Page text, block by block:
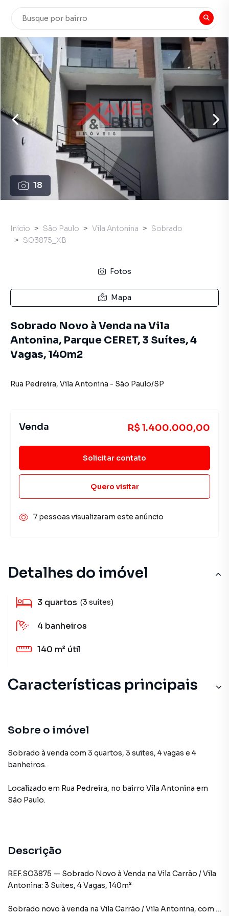
18
Detalhes do imóvel
3 quartos (3 suítes)
4 banheiros
140 m² útil
Características principais
Sobre o imóvel
Sobrado à venda com 3 quartos, 3 suites, 4 vagas e 4
banheiros.
Localizado em Rua Pedreira, no bairro Vila Antonina em
São Paulo.
Descrição
REF.SO3875 — Sobrado Novo à Venda na Vila Carrão / Vila
Antonina: 3 Suítes, 4 Vagas, 140m²
Sobrado novo à venda na Vila Carrão / Vila Antonina, com 3
Início São Paulo Vila Antonina
Sobrado
SO3875_XB
Fotos
Mapa
Sobrado Novo à Venda na Vila
Antonina, Parque CERET, 3 Suítes, 4
Vagas, 140m2
Rua Pedreira, Vila Antonina - São Paulo/SP
Venda R$ 1.400.000,00
Solicitar contato
Quero visitar
7 pessoas visualizaram este anúncio